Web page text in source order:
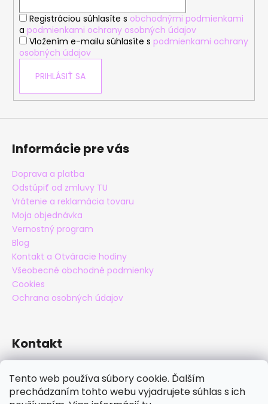
Tento web používa súbory cookie. Ďalším
prechádzaním tohto webu vyjadrujete súhlas s ich
Registráciou súhlasíte s obchodnými podmienkami
a podmienkami ochrany osobných údajov
Vložením e-mailu súhlasíte s podmienkami ochrany
osobných údajov
PRIHLÁSIŤ SA
Informácie pre vás
Doprava a platba
Odstúpiť od zmluvy TU
Vrátenie a reklamácia tovaru
Moja objednávka
Vernostný program
Blog
Kontakt a Otváracie hodiny
Všeobecné obchodné podmienky
Cookies
Ochrana osobných údajov
Kontakt
+421 905 838 706
maxatko